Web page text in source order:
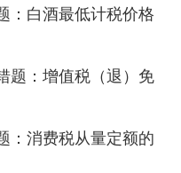
：白酒最低计税价格
题：增值税（退）免
：消费税从量定额的